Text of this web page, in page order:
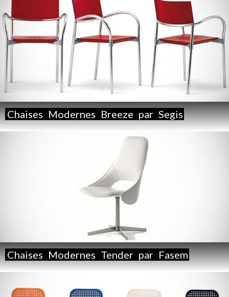
Chaises Modernes Breeze par Segis
Chaises Modernes Tender par Fasem